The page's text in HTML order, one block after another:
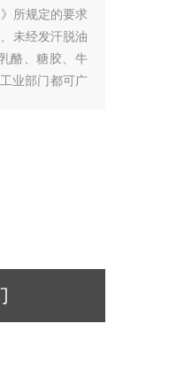
所规定的要求
未经发汗脱油
酪、糖胶、牛
业部门都可广